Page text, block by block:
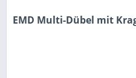
EMD Multi-Dübel mit